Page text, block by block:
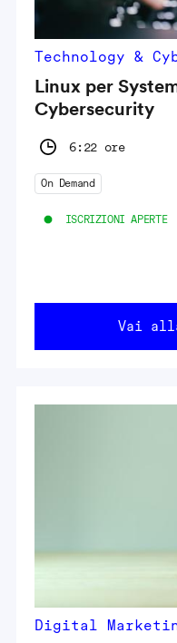
Technology &
Linux per
Cybersecurity
6:22 ore
On Demand
ISCRIZIONI APERTE
Vai
Digital